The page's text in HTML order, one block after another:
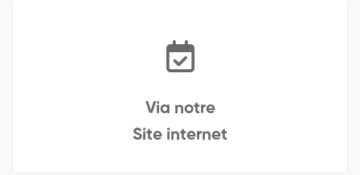
Via notre
Site internet